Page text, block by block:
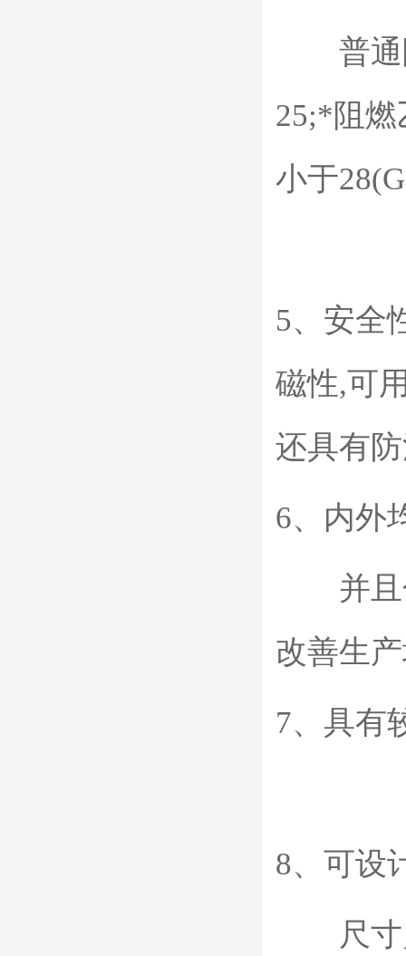
普通阻
25;*阻燃
小于
5、安全
磁性,可
还具有
6、内外
并且色
改善生
7、具有
8、可设
尺寸